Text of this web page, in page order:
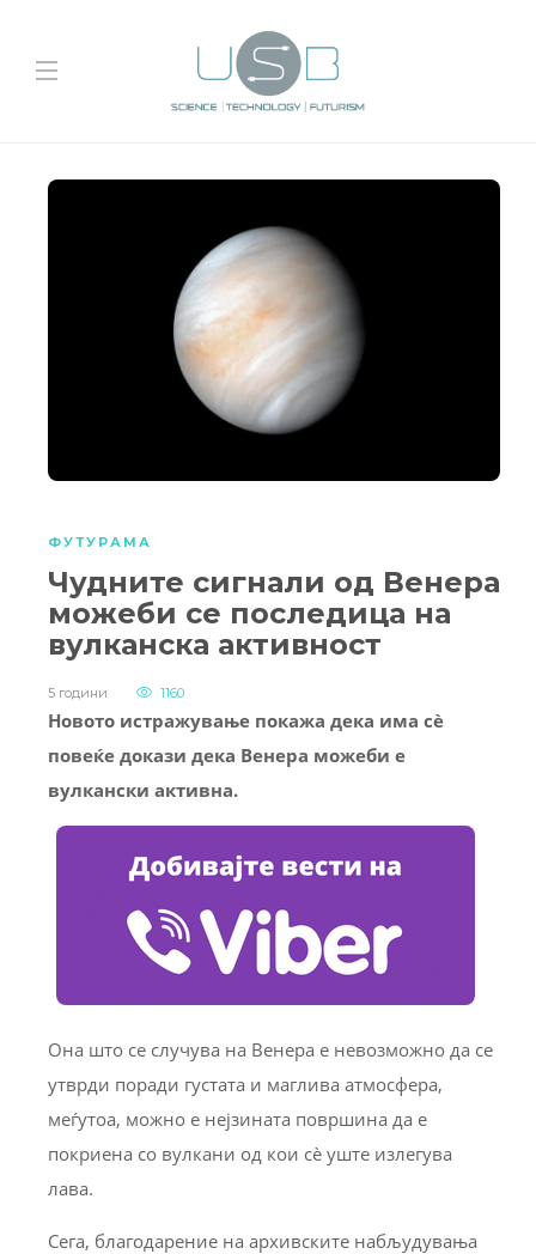
ФУТУРАМА
Чудните сигнали од Венера
можеби се последица на
вулканска активност
5 години 1160
Новото истражување покажа дека има сѐ
повеќе докази дека Венера можеби е
вулкански активна.
Она што се случува на Венера е невозможно да се
утврди поради густата и маглива атмосфера,
меѓутоа, можно е нејзината површина да е
покриена со вулкани од кои сè уште излегува
лава.
Сега, благодарение на архивските набљудувања